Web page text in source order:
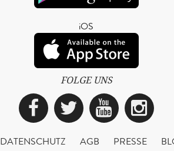
iOS
FOLGE UNS
Facebook
Twitter
DATENSCHUTZ AGB PRESSE